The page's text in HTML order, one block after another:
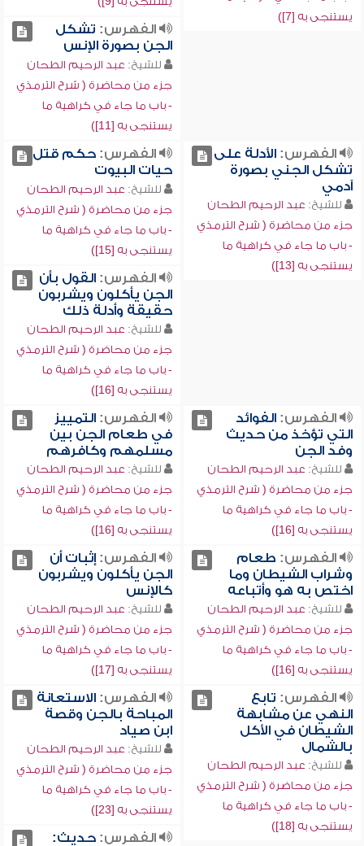
يستنجى به [7])
الفهرس: تشكل
الجن بصورة الإنس
للشيخ: عبد الرحيم الطحان
جزء من محاضرة ( شرح الترمذي
- باب ما جاء في كراهية ما
يستنجى به [11])
الفهرس:الأدلة على
تشكل الجني بصورة
آدمي
للشيخ: عبد الرحيم الطحان
جزء من محاضرة ( شرح الترمذي
- باب ما جاء في كراهية ما
يستنجى به [13])
الفهرس:حكم قتل
حيات البيوت
للشيخ: عبد الرحيم الطحان
جزء من محاضرة ( شرح الترمذي
- باب ما جاء في كراهية ما
يستنجى به [15])
الفهرس:القول بأن
الجن يأكلون ويشربون
حقيقة وأدلة ذلك
للشيخ: عبد الرحيم الطحان
جزء من محاضرة ( شرح الترمذي
- باب ما جاء في كراهية ما
يستنجى به [16])
الفهرس:الفوائد
التي تؤخذ من حديث
وفد الجن
للشيخ: عبد الرحيم الطحان
جزء من محاضرة ( شرح الترمذي
- باب ما جاء في كراهية ما
يستنجى به [16])
الفهرس:التمييز
في طعام الجن بين
مسلمهم وكافرهم
للشيخ: عبد الرحيم الطحان
جزء من محاضرة ( شرح الترمذي
- باب ما جاء في كراهية ما
يستنجى به [16])
الفهرس: طعام
وشراب الشيطان وما
اختص به هو وأتباعه
للشيخ: عبد الرحيم الطحان
جزء من محاضرة ( شرح الترمذي
- باب ما جاء في كراهية ما
يستنجى به [16])
الفهرس:إثبات أن
الجن يأكلون ويشربون
كالإنس
للشيخ: عبد الرحيم الطحان
جزء من محاضرة ( شرح الترمذي
- باب ما جاء في كراهية ما
يستنجى به [17])
الفهرس: تابع
النهي عن مشابهة
الشيطان في الأكل
بالشمال
للشيخ: عبد الرحيم الطحان
جزء من محاضرة ( شرح الترمذي
- باب ما جاء في كراهية ما
يستنجى به [18])
الفهرس:الاستعانة
المباحة بالجن وقصة
ابن صياد
للشيخ: عبد الرحيم الطحان
جزء من محاضرة ( شرح الترمذي
- باب ما جاء في كراهية ما
يستنجى به [23])
الفهرس:حديث: